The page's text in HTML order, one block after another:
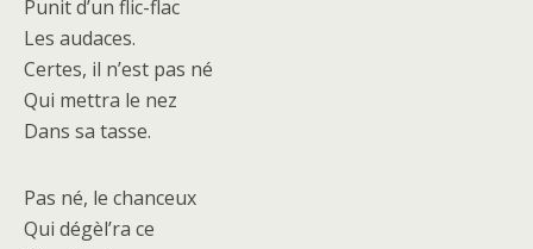
Punit d’un flic-flac
Les audaces.
Certes, il n’est pas né
Qui mettra le nez
Dans sa tasse.
Pas né, le chanceux
Qui dégèl’ra ce